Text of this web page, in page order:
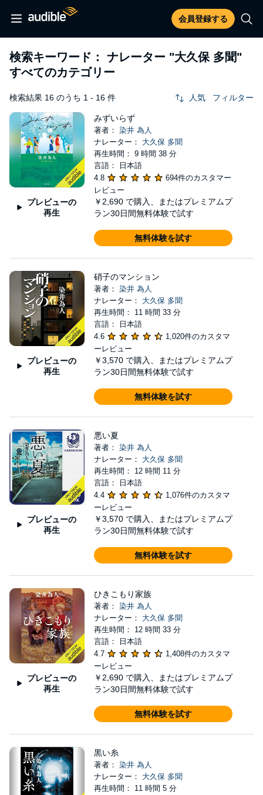
会員登録する
検索キーワード： ナレーター "大久保 多聞"
すべてのカテゴリー
検索結果 16 のうち 1 - 16 件 人気 フィルター
プレビューの
再生
みずいらず
著者： 染井 為人
ナレーター： 大久保 多聞
再生時間： 9 時間 38 分
言語： 日本語
4.8
694件のカスタマー
レビュー
￥2,690 で購入、またはプレミアムプ
ラン30日間無料体験で試す
無料体験を試す
プレビューの
再生
硝子のマンション
著者： 染井 為人
ナレーター： 大久保 多聞
再生時間： 11 時間 33 分
言語： 日本語
4.6
1,020件のカスタマ
ーレビュー
￥3,570 で購入、またはプレミアムプ
ラン30日間無料体験で試す
無料体験を試す
プレビューの
再生
悪い夏
著者： 染井 為人
ナレーター： 大久保 多聞
再生時間： 12 時間 11 分
言語： 日本語
4.4
1,076件のカスタマ
ーレビュー
￥3,570 で購入、またはプレミアムプ
ラン30日間無料体験で試す
無料体験を試す
プレビューの
再生
ひきこもり家族
著者： 染井 為人
ナレーター： 大久保 多聞
再生時間： 12 時間 33 分
言語： 日本語
4.7
1,408件のカスタマ
ーレビュー
￥2,690 で購入、またはプレミアムプ
ラン30日間無料体験で試す
無料体験を試す
黒い糸
著者： 染井 為人
ナレーター： 大久保 多聞
再生時間： 11 時間 5 分